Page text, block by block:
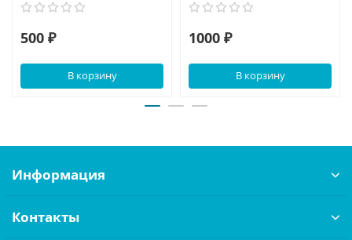
500 ₽
В корзину
1000 ₽
В корзину
Информация
Контакты